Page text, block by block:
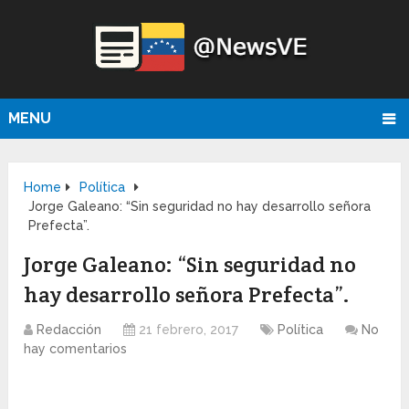
MENU
Home
Política
Jorge Galeano: “Sin seguridad no hay desarrollo señora
Prefecta”.
Jorge Galeano: “Sin seguridad no
hay desarrollo señora Prefecta”.
Redacción 21 febrero, 2017 Política
No
hay comentarios